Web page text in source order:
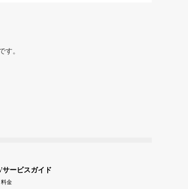
す。
ービスガイド
料金